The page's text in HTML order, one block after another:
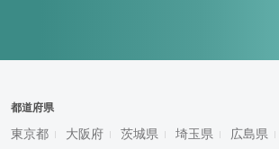
都道府県
東京都 大阪府 茨城県 埼玉県 広島県